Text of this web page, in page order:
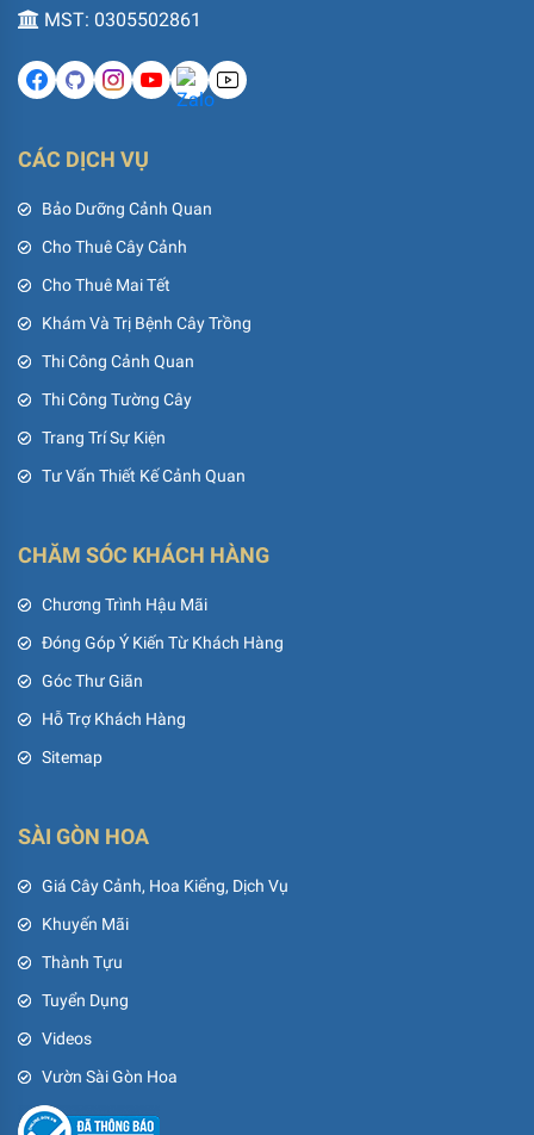
MST: 0305502861
CÁC DỊCH VỤ
Bảo Dưỡng Cảnh Quan
Cho Thuê Cây Cảnh
Cho Thuê Mai Tết
Khám Và Trị Bệnh Cây Trồng
Thi Công Cảnh Quan
Thi Công Tường Cây
Trang Trí Sự Kiện
Tư Vấn Thiết Kế Cảnh Quan
CHĂM SÓC KHÁCH HÀNG
Chương Trình Hậu Mãi
Đóng Góp Ý Kiến Từ Khách Hàng
Góc Thư Giãn
Hỗ Trợ Khách Hàng
Sitemap
SÀI GÒN HOA
Giá Cây Cảnh, Hoa Kiểng, Dịch Vụ
Khuyến Mãi
Thành Tựu
Tuyển Dụng
Videos
Vườn Sài Gòn Hoa